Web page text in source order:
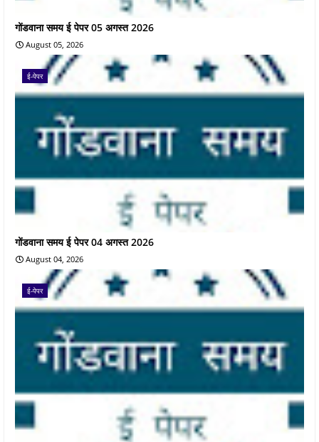
गोंडवाना समय ई पेपर 05 अगस्त 2026
August 05, 2026
ई-पेपर
गोंडवाना समय ई पेपर 04 अगस्त 2026
August 04, 2026
ई-पेपर